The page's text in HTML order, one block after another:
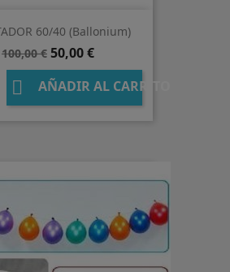
60/40 (Ballonium)
Precio
base
100,00 € Precio
50,00 €
 AÑADIR AL CARRITO